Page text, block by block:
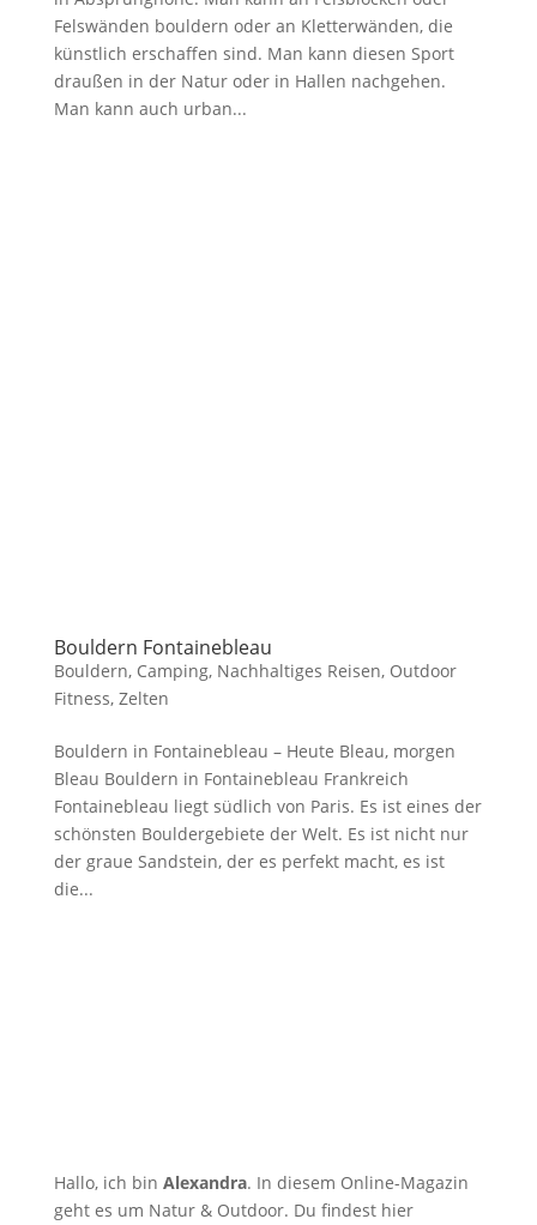
Felswänden bouldern oder an Kletterwänden, die
künstlich erschaffen sind. Man kann diesen Sport
draußen in der Natur oder in Hallen nachgehen.
Man kann auch urban...
Bouldern Fontainebleau
Bouldern, Camping, Nachhaltiges Reisen, Outdoor
Fitness, Zelten
Bouldern in Fontainebleau – Heute Bleau, morgen
Bleau Bouldern in Fontainebleau Frankreich
Fontainebleau liegt südlich von Paris. Es ist eines der
schönsten Bouldergebiete der Welt. Es ist nicht nur
der graue Sandstein, der es perfekt macht, es ist
die...
Hallo, ich bin Alexandra. In diesem Online-Magazin
geht es um Natur & Outdoor. Du findest hier